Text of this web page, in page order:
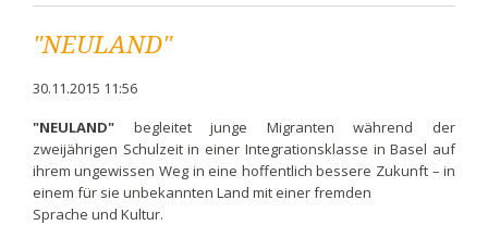
"NEULAND"
30.11.2015 11:56
"NEULAND"begleitet junge Migranten während der
zweijährigen Schulzeit in einer Integrationsklasse in Basel auf
ihrem ungewissen Weg in eine hoffentlich bessere Zukunft – in
einem für sie unbekannten Land mit einer fremden
Sprache und Kultur.